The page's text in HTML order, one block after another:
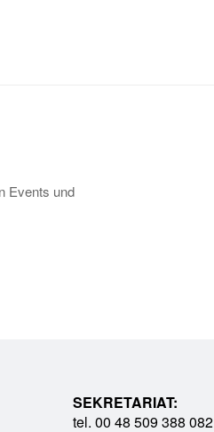
Events und
SEKRETARIAT:
tel. 00 48 509 388 082